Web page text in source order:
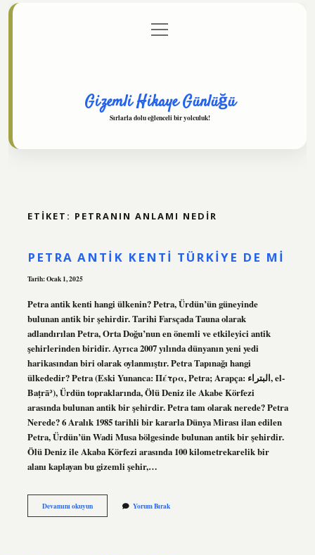
Gizlilik Politikası
menüyü
aç
Gizemli Hikaye Günlüğü
Sırlarla dolu eğlenceli bir yolculuk!
ETIKET: PETRANIN ANLAMI NEDIR
PETRA ANTIK KENTI TÜRKIYE DE MI
Tarih: Ocak 1, 2025
Petra antik kenti hangi ülkenin? Petra, Ürdün’ün güneyinde
bulunan antik bir şehirdir. Tarihi Farsçada Tauna olarak
adlandırılan Petra, Orta Doğu’nun en önemli ve etkileyici antik
şehirlerinden biridir. Ayrıca 2007 yılında dünyanın yeni yedi
harikasından biri olarak oylanmıştır. Petra Tapınağı hangi
ülkededir? Petra (Eski Yunanca: Πέτρα, Petra; Arapça: البتراء, el-
Baṭrāʾ), Ürdün topraklarında, Ölü Deniz ile Akabe Körfezi
arasında bulunan antik bir şehirdir. Petra tam olarak nerede? Petra
Nerede? 6 Aralık 1985 tarihli bir kararla Dünya Mirası ilan edilen
Petra, Ürdün’ün Wadi Musa bölgesinde bulunan antik bir şehirdir.
Ölü Deniz ile Akaba Körfezi arasında 100 kilometrekarelik bir
alanı kaplayan bu gizemli şehir,…
Devamını okuyunPetra
Antik
Yorum Bırak